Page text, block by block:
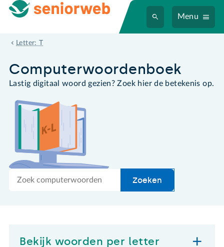
Menu
Letter: T
touchpad
Computer­woordenboek
Lastig digitaal woord gezien? Zoek hier de betekenis op.
Zoek
Zoeken
Bekijk woorden per letter